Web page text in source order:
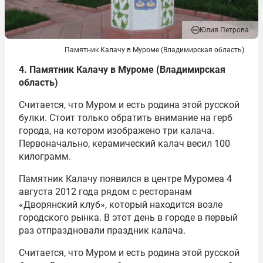
Юлия Петрова
Памятник Калачу в Муроме (Владимирская область)
4. Памятник Калачу в Муроме (Владимирская
область)
Считается, что Муром и есть родина этой русской
булки. Стоит только обратить внимание на герб
города, на котором изображено три калача.
Первоначально, керамический калач весил 100
килограмм.
Памятник Калачу появился в центре Муромеа 4
августа 2012 года рядом с ресторанам
«Дворянский клуб», который находится возле
городского рынка. В этот день в городе в первый
раз отпраздновали праздник калача.
Считается, что Муром и есть родина этой русской